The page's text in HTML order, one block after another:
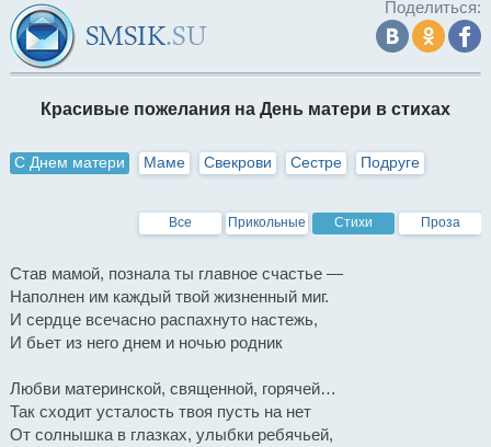
Поделиться:
Красивые пожелания на День матери в стихах
С Днем матери Маме Свекрови Сестре Подруге
Все Прикольные Стихи Проза
Став мамой, познала ты главное счастье —
Наполнен им каждый твой жизненный миг.
И сердце всечасно распахнуто настежь,
И бьет из него днем и ночью родник
Любви материнской, священной, горячей…
Так сходит усталость твоя пусть на нет
От солнышка в глазках, улыбки ребячьей,